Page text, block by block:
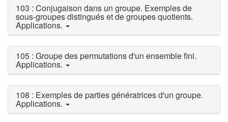
103 : Conjugaison dans un groupe. Exemples de
sous-groupes distingués et de groupes quotients.
Applications.
105 : Groupe des permutations d'un ensemble fini.
Applications.
108 : Exemples de parties génératrices d'un groupe.
Applications.